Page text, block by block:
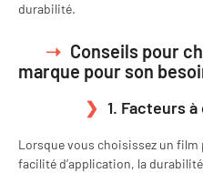
durabilité.
Conseils pour
marque pour son
1. Facteurs
Lorsque vous choisissez un
facilité d’application, la